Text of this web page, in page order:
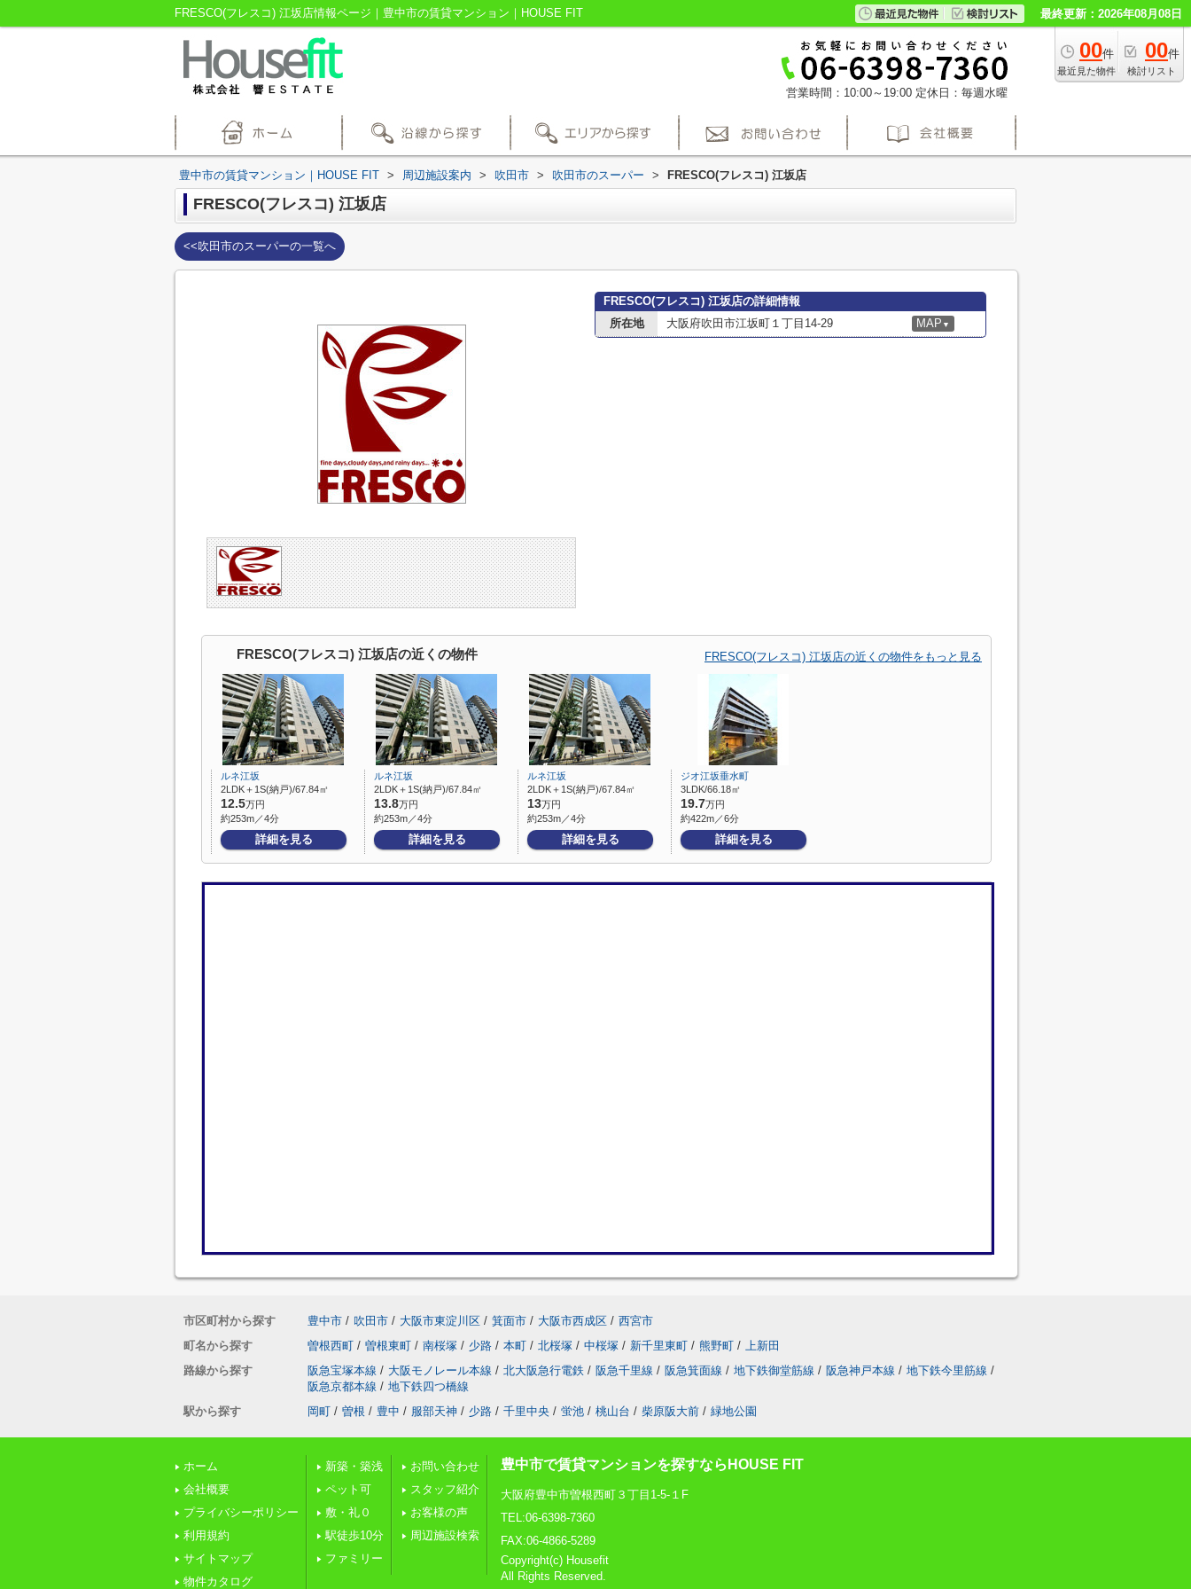
FRESCO(フレスコ) 江坂店情報ページ｜豊中市の賃貸マンション｜HOUSE FIT 最終更新：2026年08月08日
00件
最近見た物件
00件
検討リスト
営業時間：10:00～19:00 定休日：毎週水曜
豊中市の賃貸マンション｜HOUSE FIT > 周辺施設案内 > 吹田市 > 吹田市のスーパー > FRESCO(フレスコ) 江坂店
FRESCO(フレスコ) 江坂店
<<吹田市のスーパーの一覧へ
FRESCO(フレスコ) 江坂店の詳細情報
所在地
大阪府吹田市江坂町１丁目14-29 MAP ▼
FRESCO(フレスコ) 江坂店の近くの物件 FRESCO(フレスコ) 江坂店の近くの物件をもっと見る
ルネ江坂
2LDK＋1S(納戸)/67.84㎡
12.5万円
約253m／4分
詳細を見る
ルネ江坂
2LDK＋1S(納戸)/67.84㎡
13.8万円
約253m／4分
詳細を見る
ルネ江坂
2LDK＋1S(納戸)/67.84㎡
13万円
約253m／4分
詳細を見る
ジオ江坂垂水町
3LDK/66.18㎡
19.7万円
約422m／6分
詳細を見る
市区町村から探す 豊中市 / 吹田市 / 大阪市東淀川区 / 箕面市 / 大阪市西成区 / 西宮市
町名から探す
曽根西町 / 曽根東町 / 南桜塚 / 少路 / 本町 / 北桜塚 / 中桜塚 / 新千里東町 / 熊野町 / 上新田
路線から探す
阪急宝塚本線 / 大阪モノレール本線 / 北大阪急行電鉄 / 阪急千里線 / 阪急箕面線 / 地下鉄御堂筋線 / 阪急神戸本線 / 地下鉄今里筋線 /
阪急京都本線 / 地下鉄四つ橋線
駅から探す
岡町 / 曽根 / 豊中 / 服部天神 / 少路 / 千里中央 / 蛍池 / 桃山台 / 柴原阪大前 / 緑地公園
ホーム
会社概要
プライバシーポリシー
利用規約
サイトマップ
物件カタログ
新築・築浅
ペット可
敷・礼０
駅徒歩10分
ファミリー
お問い合わせ
スタッフ紹介
お客様の声
周辺施設検索
豊中市で賃貸マンションを探すならHOUSE FIT
大阪府豊中市曽根西町３丁目1-5-１F
TEL:06-6398-7360
FAX:06-4866-5289
Copyright(c) Housefit
All Rights Reserved.